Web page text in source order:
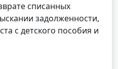
списанных
задолженности,
с детского пособия и